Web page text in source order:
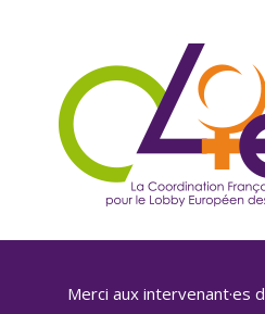
Merci aux intervenant·es